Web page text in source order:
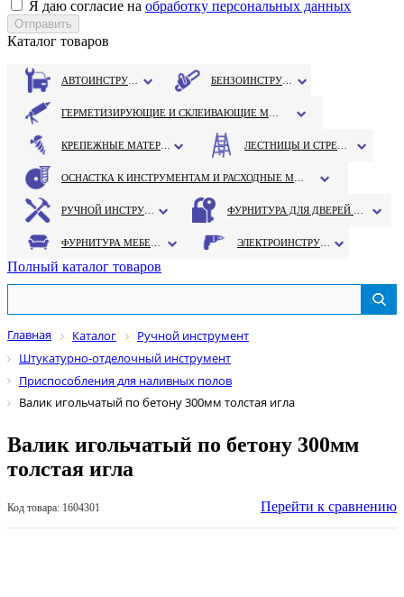
Я даю согласие на обработку персональных данных
Каталог товаров
Полный каталог товаров
Главная Каталог
Ручной инструмент
Штукатурно-отделочный инструмент
Приспособления для наливных полов
Валик игольчатый по бетону 300мм толстая игла
Валик игольчатый по бетону 300мм
толстая игла
Код товара: 1604301 Перейти к сравнению